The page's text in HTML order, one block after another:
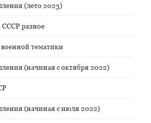
(лето 2023)
разное
тематики
(начиная с октября 2022)
(начиная с июля 2022)